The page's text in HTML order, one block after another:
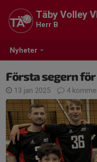
Nyheter
Täby Volley
Herr B
Första segern
13 jan 2025 4